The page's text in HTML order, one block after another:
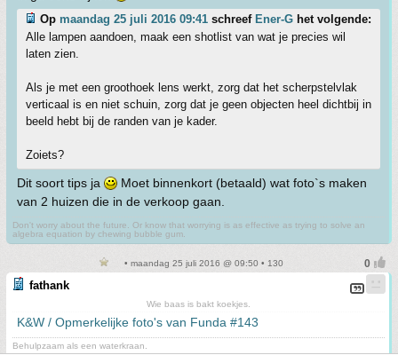
Op maandag 25 juli 2016 09:41 schreef Ener-G het volgende:
Alle lampen aandoen, maak een shotlist van wat je precies wil
laten zien.
Als je met een groothoek lens werkt, zorg dat het scherpstelvlak
verticaal is en niet schuin, zorg dat je geen objecten heel dichtbij in
beeld hebt bij de randen van je kader.
Zoiets?
Dit soort tips ja
Moet binnenkort (betaald) wat foto`s maken
van 2 huizen die in de verkoop gaan.
Don't worry about the future. Or know that worrying is as effective as trying to solve an
algebra equation by chewing bubble gum.
• maandag 25 juli 2016 @ 09:50 • 130
fathank
Wie baas is bakt koekjes.
K&W / Opmerkelijke foto's van Funda #143
Behulpzaam als een waterkraan.
Opwoensdag 29 april 2015 16:30schreefsetohet volgende: